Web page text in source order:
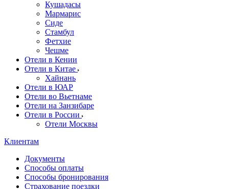
Кушадасы
Мармарис
Сиде
Стамбул
Фетхие
Чешме
Отели в Кении
Отели в Китае
Хайнань
Отели в ЮАР
Отели во Вьетнаме
Отели на Занзибаре
Отели в России
Отели Москвы
Клиентам
Документы
Способы оплаты
Способы бронирования
Страхование поездки